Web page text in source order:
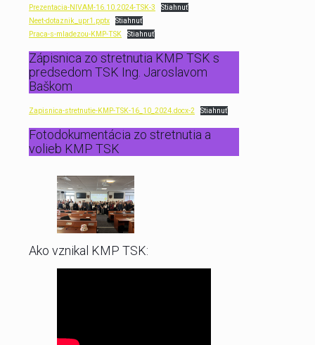
Prezentacia-NIVAM-16.10.2024-TSK-3
Stiahnuť
Neet-dotaznik_upr1.pptx
Stiahnuť
Praca-s-mladezou-KMP-TSK
Stiahnuť
Zápisnica zo stretnutia KMP TSK s
predsedom TSK Ing. Jaroslavom
Baškom
Zapisnica-stretnutie-KMP-TSK-16_10_2024.docx-2 Stiahnuť
Fotodokumentácia zo stretnutia a
volieb KMP TSK
Ako vznikal KMP TSK: